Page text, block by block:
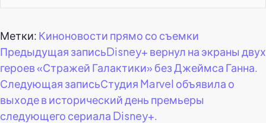
Метки: Киноновости прямо со съемки
Навигация
по
записям
Предыдущая записьDisney+ вернул на экраны двух
героев «Стражей Галактики» без Джеймса Ганна.
Следующая записьСтудия Marvel объявила о
выходе в исторический день премьеры
следующего сериала Disney+.